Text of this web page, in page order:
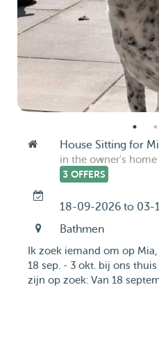
House Sitting for
in the owner's home
3 OFFERS
18-09-2026 to 03-
Bathmen
Ik zoek iemand om op
18 sep. - 3 okt. bij ons
zijn op zoek: Van 18